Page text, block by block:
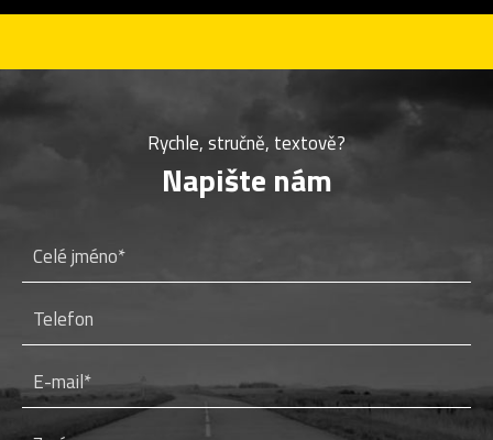
Rychle, stručně, textově?
Napište nám